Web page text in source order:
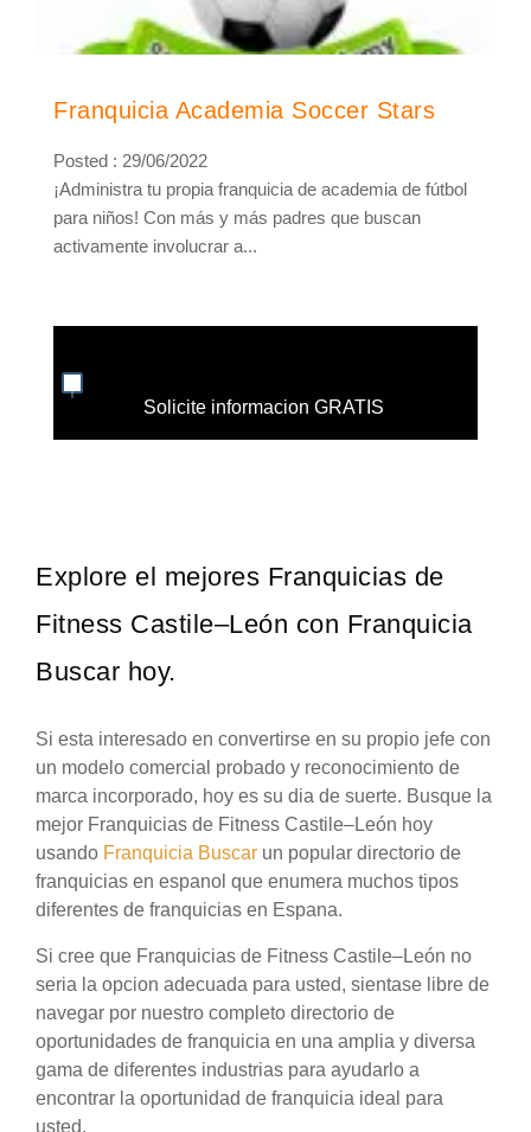
Franquicia Academia Soccer Stars
Posted : 29/06/2022
¡Administra tu propia franquicia de academia de fútbol
para niños! Con más y más padres que buscan
activamente involucrar a...
Solicite informacion GRATIS
Explore el mejores Franquicias de
Fitness Castile–León con Franquicia
Buscar hoy.
Si esta interesado en convertirse en su propio jefe con
un modelo comercial probado y reconocimiento de
marca incorporado, hoy es su dia de suerte. Busque la
mejor Franquicias de Fitness Castile–León hoy
usando Franquicia Buscar un popular directorio de
franquicias en espanol que enumera muchos tipos
diferentes de franquicias en Espana.
Si cree que Franquicias de Fitness Castile–León no
seria la opcion adecuada para usted, sientase libre de
navegar por nuestro completo directorio de
oportunidades de franquicia en una amplia y diversa
gama de diferentes industrias para ayudarlo a
encontrar la oportunidad de franquicia ideal para
usted.